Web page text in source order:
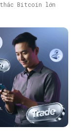
Bitcoin lớn